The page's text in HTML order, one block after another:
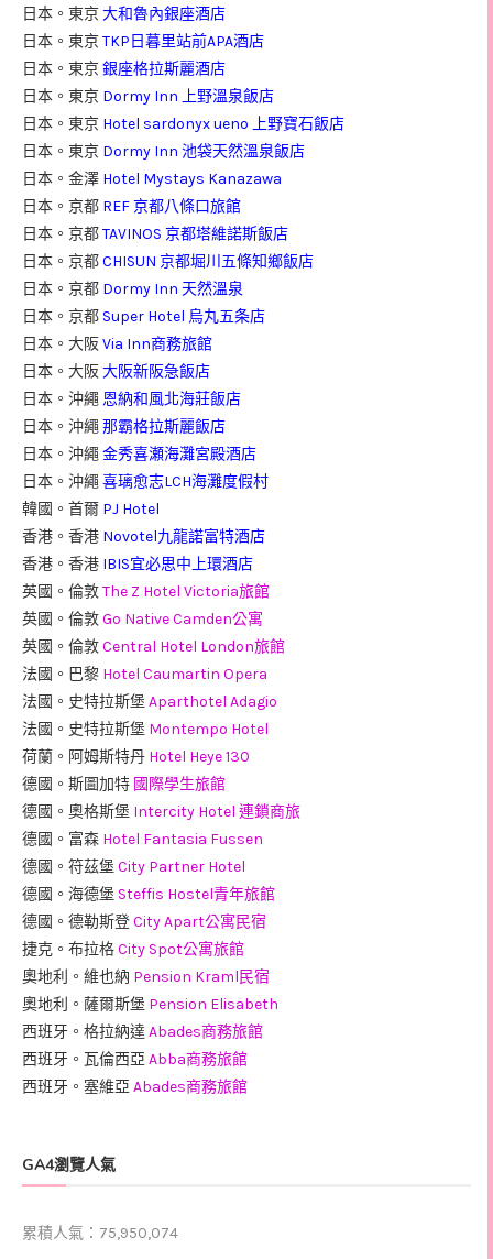
日本。東京大和魯內銀座酒店
日本。東京TKP日暮里站前APA酒店
日本。東京銀座格拉斯麗酒店
日本。東京 Dormy Inn 上野溫泉飯店
日本。東京 Hotel sardonyx ueno 上野寶石飯店
日本。東京 Dormy Inn 池袋天然溫泉飯店
日本。金澤 Hotel Mystays Kanazawa
日本。京都 REF 京都八條口旅館
日本。京都TAVINOS 京都塔維諾斯飯店
日本。京都CHISUN 京都堀川五條知鄉飯店
日本。京都 Dormy Inn 天然溫泉
日本。京都 Super Hotel 烏丸五条店
日本。大阪Via Inn商務旅館
日本。大阪大阪新阪急飯店
日本。沖繩 恩納和風北海莊飯店
日本。沖繩那霸格拉斯麗飯店
日本。沖繩金秀喜瀬海灘宮殿酒店
日本。沖繩喜璃愈志LCH海灘度假村
韓國。首爾 PJ Hotel
香港。香港 Novotel九龍諾富特酒店
香港。香港 IBIS宜必思中上環酒店
英國。倫敦The Z Hotel Victoria旅館
英國。倫敦Go Native Camden公寓
英國。倫敦Central Hotel London旅館
法國。巴黎 Hotel Caumartin Opera
法國。史特拉斯堡 Aparthotel Adagio
法國。史特拉斯堡 Montempo Hotel
荷蘭。阿姆斯特丹 Hotel Heye 130
德國。斯圖加特 國際學生旅館
德國。奧格斯堡 Intercity Hotel 連鎖商旅
德國。富森 Hotel Fantasia Fussen
德國。符茲堡 City Partner Hotel
德國。海德堡 Steffis Hostel青年旅館
德國。德勒斯登City Apart公寓民宿
捷克。布拉格City Spot公寓旅館
奧地利。維也納 Pension Kraml民宿
奧地利。薩爾斯堡 Pension Elisabeth
西班牙。格拉納達 Abades商務旅館
西班牙。瓦倫西亞 Abba商務旅館
西班牙。塞維亞 Abades商務旅館
GA4瀏覽人氣
累積人氣：75,950,074